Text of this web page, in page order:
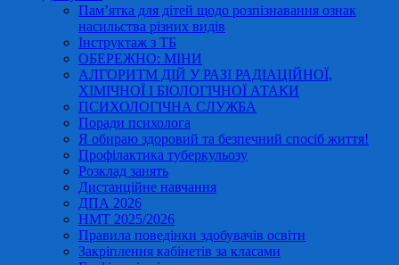
Пам’ятка для дітей щодо розпізнавання ознак
насильства різних видів
Інструктаж з ТБ
ОБЕРЕЖНО: МІНИ
АЛГОРИТМ ДІЙ У РАЗІ РАДІАЦІЙНОЇ,
ХІМІЧНОЇ І БІОЛОГІЧНОЇ АТАКИ
ПСИХОЛОГІЧНА СЛУЖБА
Поради психолога
Я обираю здоровий та безпечний спосіб життя!
Профілактика туберкульозу
Розклад занять
Дистанційне навчання
ДПА 2026
НМТ 2025/2026
Правила поведінки здобувачів освіти
Закріплення кабінетів за класами